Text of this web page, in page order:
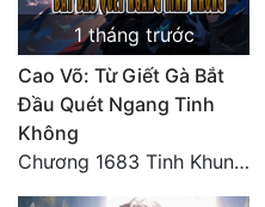
Đẹp Hiệp
Tính Cách Nhân Vật :
Sát Phạt Quyết Đoán
1 tháng trước
Cao Võ: Từ Giết Gà Bắt
Đầu Quét Ngang Tinh
Không
Chương 1683 Tinh Khung Võ Thánh (Hết)